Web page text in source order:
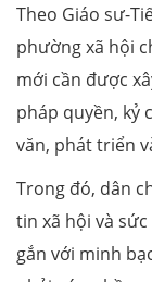
Theo Giáo sư-
phường xã hội
mới cần được
pháp quyền, kỷ
văn, phát triển
Trong đó, dân
tin xã hội và
gắn với minh